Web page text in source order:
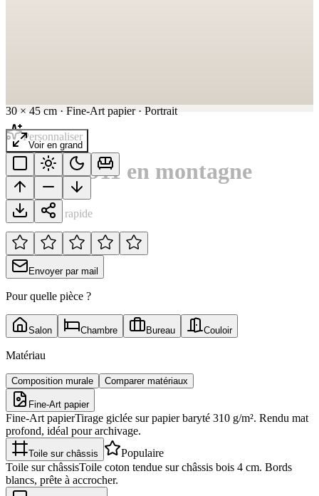
30 × 45 cm · Fine-Art papier· Portrait
Voir en grand
Personnaliser
Porsche 911 en montagne
Notation rapide
Envoyer par mail
Pour quelle pièce ?
Salon Chambre Bureau Couloir
Matériau
Composition murale Comparer matériaux
Fine-Art papier
Fine-Art papierTirage giclée sur papier baryté 310 g/m². Rendu mat
profond, idéal pour archivage.
Toile sur châssis
Populaire
Toile sur châssisToile coton tendue sur châssis bois 4 cm. Bords
blancs, prête à accrocher.